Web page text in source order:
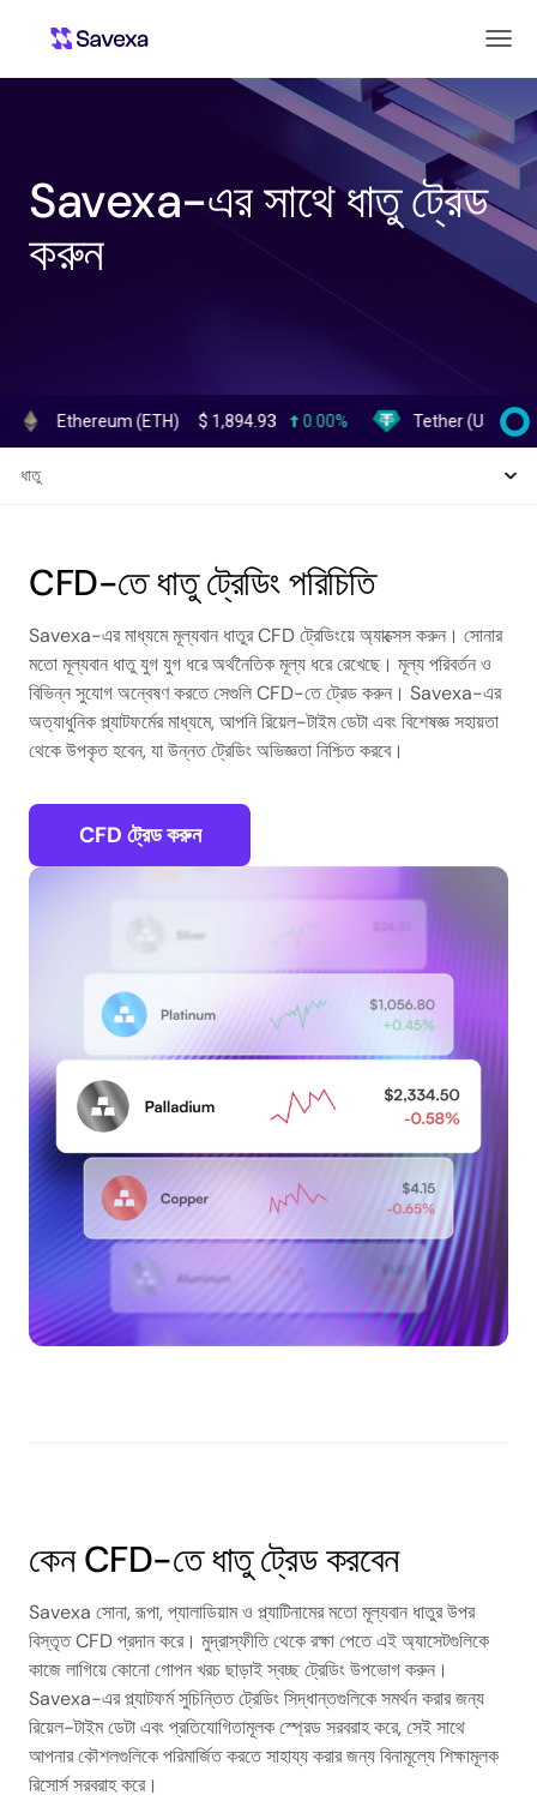
Savexa-এর সাথে ধাতু ট্রেড
করুন
Ethereum (ETH) $1,894.93 0.00% Tether (USDT) $
ধাতু
CFD-তে ধাতু ট্রেডিং পরিচিতি
Savexa-এর মাধ্যমে মূল্যবান ধাতুর CFD ট্রেডিংয়ে অ্যাক্সেস করুন। সোনার
মতো মূল্যবান ধাতু যুগ যুগ ধরে অর্থনৈতিক মূল্য ধরে রেখেছে। মূল্য পরিবর্তন ও
বিভিন্ন সুযোগ অন্বেষণ করতে সেগুলি CFD-তে ট্রেড করুন। Savexa-এর
অত্যাধুনিক প্ল্যাটফর্মের মাধ্যমে, আপনি রিয়েল-টাইম ডেটা এবং বিশেষজ্ঞ সহায়তা
থেকে উপকৃত হবেন, যা উন্নত ট্রেডিং অভিজ্ঞতা নিশ্চিত করবে।
CFD ট্রেড করুন
কেন CFD-তে ধাতু ট্রেড করবেন
Savexa সোনা, রূপা, প্যালাডিয়াম ও প্ল্যাটিনামের মতো মূল্যবান ধাতুর উপর
বিস্তৃত CFD প্রদান করে। মুদ্রাস্ফীতি থেকে রক্ষা পেতে এই অ্যাসেটগুলিকে
কাজে লাগিয়ে কোনো গোপন খরচ ছাড়াই স্বচ্ছ ট্রেডিং উপভোগ করুন।
Savexa-এর প্ল্যাটফর্ম সুচিন্তিত ট্রেডিং সিদ্ধান্তগুলিকে সমর্থন করার জন্য
রিয়েল-টাইম ডেটা এবং প্রতিযোগিতামূলক স্প্রেড সরবরাহ করে, সেই সাথে
আপনার কৌশলগুলিকে পরিমার্জিত করতে সাহায্য করার জন্য বিনামূল্যে শিক্ষামূলক
রিসোর্স সরবরাহ করে।